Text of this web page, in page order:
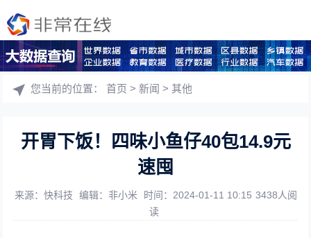
您当前的位置：首页 >新闻 >其他
开胃下饭！四味小鱼仔40包14.9元
速囤
来源：快科技 编辑：非小米 时间：2024-01-11 10:15 3438人阅
读